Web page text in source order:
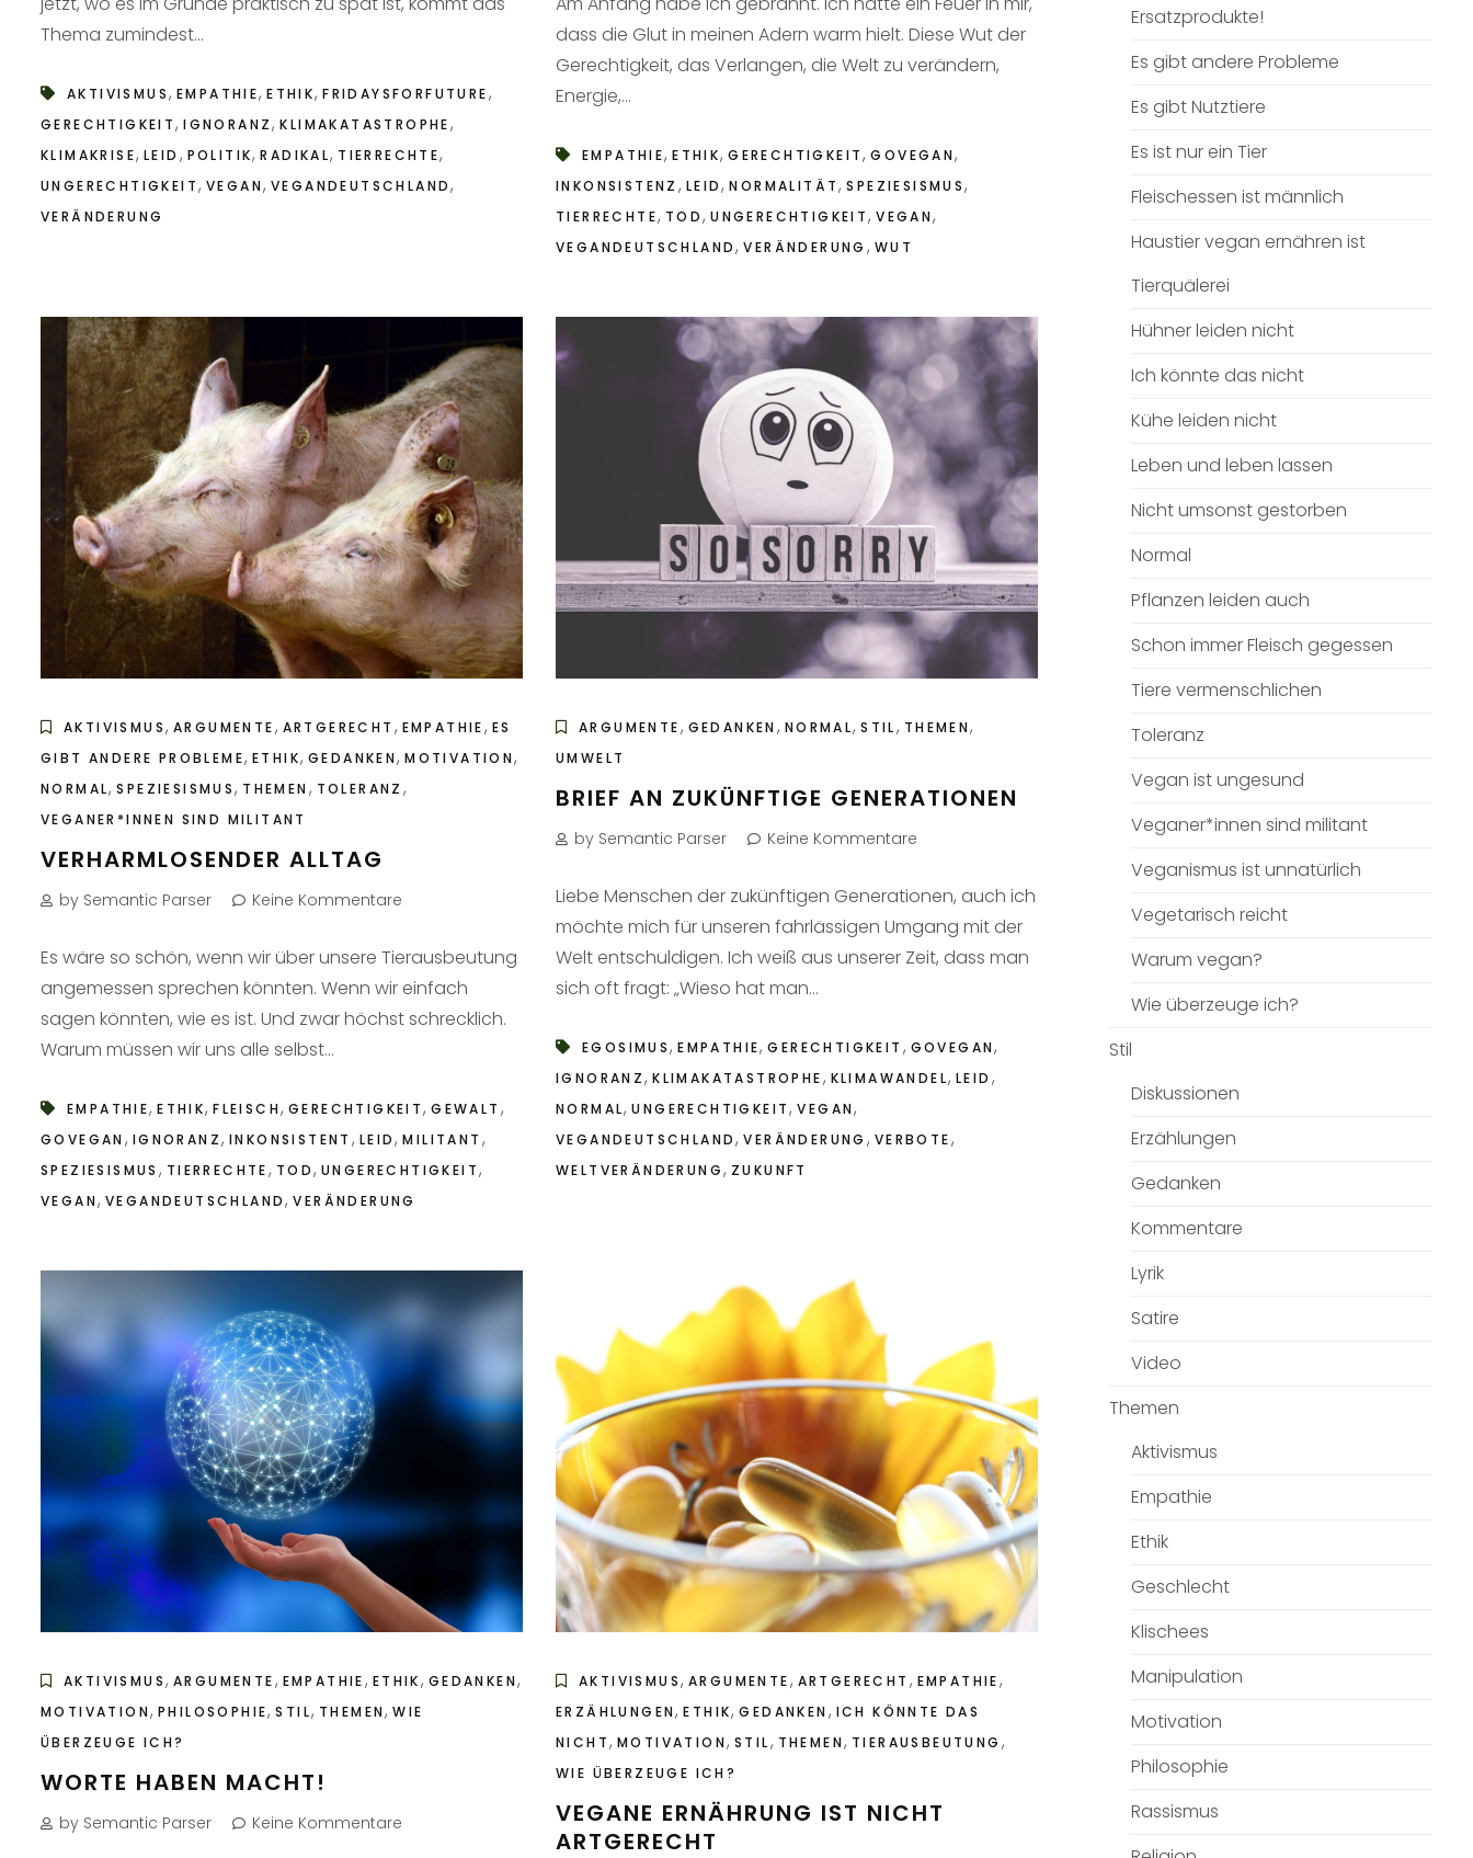
Thema zumindest...
AKTIVISMUS, EMPATHIE,ETHIK,FRIDAYSFORFUTURE,
GERECHTIGKEIT,IGNORANZ,KLIMAKATASTROPHE,
KLIMAKRISE, LEID , POLITIK,RADIKAL, TIERRECHTE,
UNGERECHTIGKEIT, VEGAN, VEGANDEUTSCHLAND,
VERÄNDERUNG
dass die Glut in meinen Adern warm hielt. Diese Wut der
Gerechtigkeit, das Verlangen, die Welt zu verändern,
Energie,...
EMPATHIE,ETHIK,GERECHTIGKEIT,GOVEGAN,
INKONSISTENZ , LEID,NORMALITÄT,SPEZIESISMUS,
TIERRECHTE, TOD,UNGERECHTIGKEIT,VEGAN,
VEGANDEUTSCHLAND,VERÄNDERUNG , WUT
AKTIVISMUS, ARGUMENTE, ARTGERECHT , EMPATHIE, ES
GIBT ANDERE PROBLEME, ETHIK, GEDANKEN,MOTIVATION,
NORMAL,SPEZIESISMUS, THEMEN , TOLERANZ ,
VEGANER*INNEN SIND MILITANT
VERHARMLOSENDER ALLTAG
by Semantic Parser Keine Kommentare
Es wäre so schön, wenn wir über unsere Tierausbeutung
angemessen sprechen könnten. Wenn wir einfach
sagen könnten, wie es ist. Und zwar höchst schrecklich.
Warum müssen wir uns alle selbst...
EMPATHIE,ETHIK,FLEISCH,GERECHTIGKEIT,GEWALT ,
GOVEGAN , IGNORANZ,INKONSISTENT , LEID,MILITANT ,
SPEZIESISMUS , TIERRECHTE, TOD,UNGERECHTIGKEIT,
VEGAN, VEGANDEUTSCHLAND,VERÄNDERUNG
ARGUMENTE, GEDANKEN , NORMAL,STIL, THEMEN,
UMWELT
BRIEF AN ZUKÜNFTIGE GENERATIONEN
by Semantic Parser Keine Kommentare
Liebe Menschen der zukünftigen Generationen, auch ich
möchte mich für unseren fahrlässigen Umgang mit der
Welt entschuldigen. Ich weiß aus unserer Zeit, dass man
sich oft fragt: „Wieso hat man...
EGOSIMUS,EMPATHIE,GERECHTIGKEIT , GOVEGAN,
IGNORANZ,KLIMAKATASTROPHE, KLIMAWANDEL,LEID ,
NORMAL,UNGERECHTIGKEIT,VEGAN,
VEGANDEUTSCHLAND,VERÄNDERUNG , VERBOTE,
WELTVERÄNDERUNG, ZUKUNFT
AKTIVISMUS, ARGUMENTE, EMPATHIE, ETHIK, GEDANKEN,
MOTIVATION, PHILOSOPHIE,STIL, THEMEN,WIE
ÜBERZEUGE ICH?
WORTE HABEN MACHT!
by Semantic Parser Keine Kommentare
AKTIVISMUS, ARGUMENTE, ARTGERECHT , EMPATHIE,
ERZÄHLUNGEN,ETHIK,GEDANKEN , ICH KÖNNTE DAS
NICHT, MOTIVATION, STIL, THEMEN, TIERAUSBEUTUNG ,
WIE ÜBERZEUGE ICH?
VEGANE ERNÄHRUNG IST NICHT
ARTGERECHT
Ersatzprodukte!
Es gibt andere Probleme
Es gibt Nutztiere
Es ist nur ein Tier
Fleischessen ist männlich
Haustier vegan ernähren ist
Tierquälerei
Hühner leiden nicht
Ich könnte das nicht
Kühe leiden nicht
Leben und leben lassen
Nicht umsonst gestorben
Normal
Pflanzen leiden auch
Schon immer Fleisch gegessen
Tiere vermenschlichen
Toleranz
Vegan ist ungesund
Veganer*innen sind militant
Veganismus ist unnatürlich
Vegetarisch reicht
Warum vegan?
Wie überzeuge ich?
Stil
Diskussionen
Erzählungen
Gedanken
Kommentare
Lyrik
Satire
Video
Themen
Aktivismus
Empathie
Ethik
Geschlecht
Klischees
Manipulation
Motivation
Philosophie
Rassismus